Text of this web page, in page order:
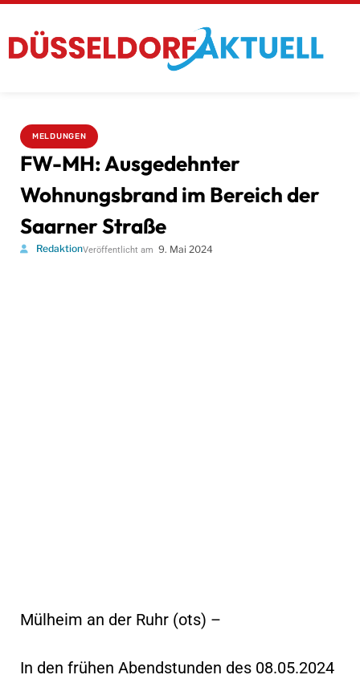
MELDUNGEN
FW-MH: Ausgedehnter
Wohnungsbrand im Bereich der
Saarner Straße
RedaktionVeröffentlicht am 9. Mai 2024
Mülheim an der Ruhr (ots) –
In den frühen Abendstunden des 08.05.2024